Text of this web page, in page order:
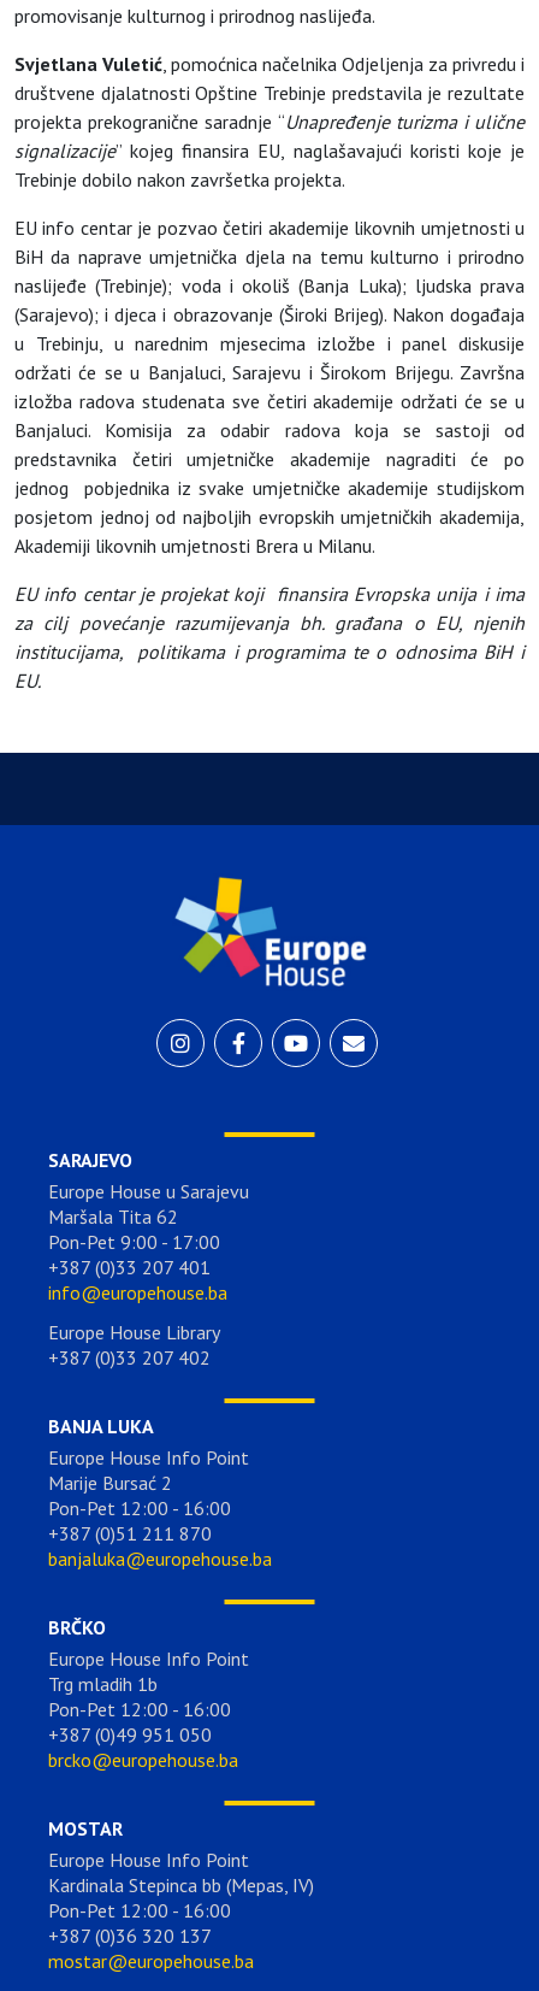
promovisanje kulturnog i prirodnog naslijeđa.
Svjetlana Vuletić , pomoćnica načelnika Odjeljenja za privredu i
društvene djalatnosti Opštine Trebinje predstavila je rezultate
projekta prekogranične saradnje “Unapređenje turizma i ulične
signalizacije” kojeg finansira EU, naglašavajući koristi koje je
Trebinje dobilo nakon završetka projekta.
EU info centar je pozvao četiri akademije likovnih umjetnosti u
BiH da naprave umjetnička djela na temu kulturno i prirodno
naslijeđe (Trebinje); voda i okoliš (Banja Luka); ljudska prava
(Sarajevo); i djeca i obrazovanje (Široki Brijeg). Nakon događaja
u Trebinju, u narednim mjesecima izložbe i panel diskusije
održati će se u Banjaluci, Sarajevu i Širokom Brijegu. Završna
izložba radova studenata sve četiri akademije održati će se u
Banjaluci. Komisija za odabir radova koja se sastoji od
predstavnika četiri umjetničke akademije nagraditi će po
jednog pobjednika iz svake umjetničke akademije studijskom
posjetom jednoj od najboljih evropskih umjetničkih akademija,
Akademiji likovnih umjetnosti Brera u Milanu.
EU info centar je projekat koji finansira Evropska unija i ima
za cilj povećanje razumijevanja bh. građana o EU, njenih
institucijama, politikama i programima te o odnosima BiH i
EU.
SARAJEVO
Europe House u Sarajevu
Maršala Tita 62
Pon-Pet 9:00 - 17:00
+387 (0)33 207 401
info@europehouse.ba
Europe House Library
+387 (0)33 207 402
BANJA LUKA
Europe House Info Point
Marije Bursać 2
Pon-Pet 12:00 - 16:00
+387 (0)51 211 870
banjaluka@europehouse.ba
BRČKO
Europe House Info Point
Trg mladih 1b
Pon-Pet 12:00 - 16:00
+387 (0)49 951 050
brcko@europehouse.ba
MOSTAR
Europe House Info Point
Kardinala Stepinca bb (Mepas, IV)
Pon-Pet 12:00 - 16:00
+387 (0)36 320 137
mostar@europehouse.ba